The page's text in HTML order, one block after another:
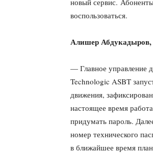
воспользоваться.
Алишер
— Главное управление
Technologic ASBT
движения,
настоящее время
придумать пароль.
номер технического
в ближайшее время